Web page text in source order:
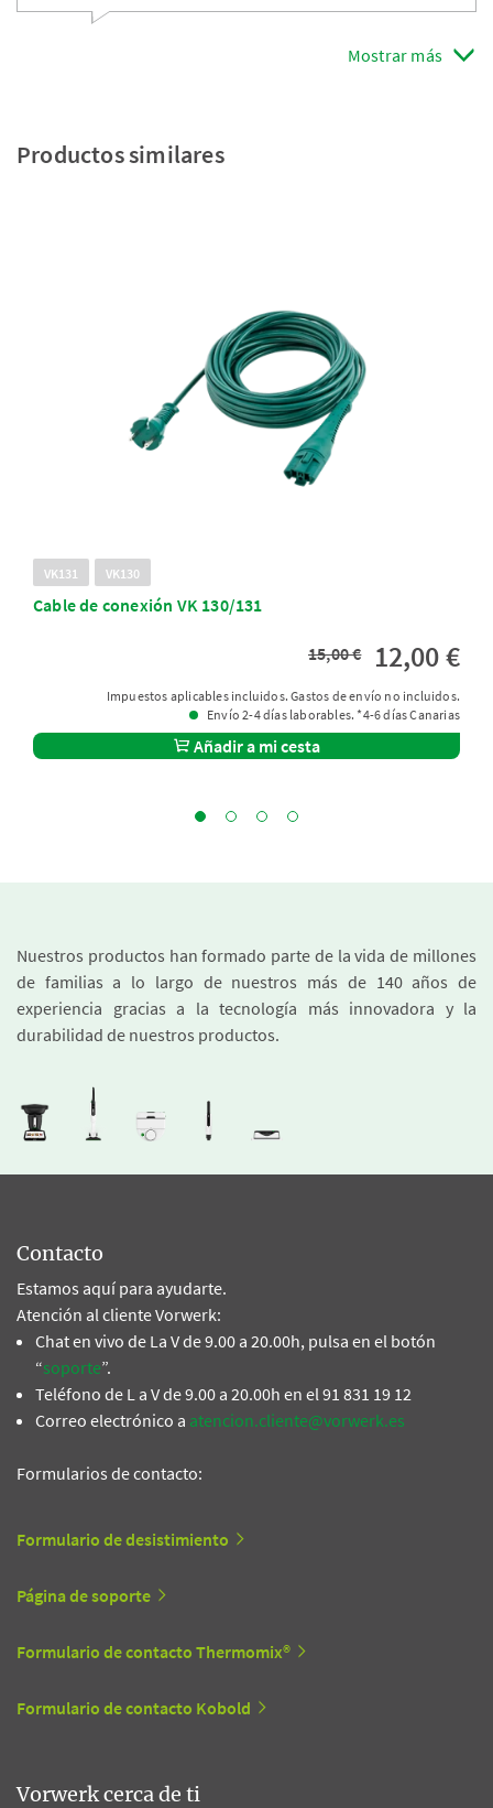
Mostrar más
Productos similares
VK131 VK130
Cable de conexión VK 130/131
15,00 € 12,00 €
Impuestos aplicables incluidos. Gastos de envío no incluidos.
Envío 2-4 días laborables. *4-6 días Canarias
Añadir a mi cesta
Nuestros productos han formado parte de la vida de millones
de familias a lo largo de nuestros más de 140 años de
experiencia gracias a la tecnología más innovadora y la
durabilidad de nuestros productos.
Contacto
Estamos aquí para ayudarte.
Atención al cliente Vorwerk:
Chat en vivo de La V de 9.00 a 20.00h, pulsa en el botón
“soporte”.
Teléfono de L a V de 9.00 a 20.00h en el 91 831 19 12
Correo electrónico a atencion.cliente@vorwerk.es
Formularios de contacto:
Formulario de desistimiento
Página de soporte
Formulario de contacto Thermomix®
Formulario de contacto Kobold
Vorwerk cerca de ti